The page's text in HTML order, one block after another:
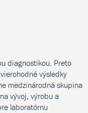
diagnostikou. Preto
výsledky
medzinárodná skupina
vývoj, výrobu a
laboratórnu